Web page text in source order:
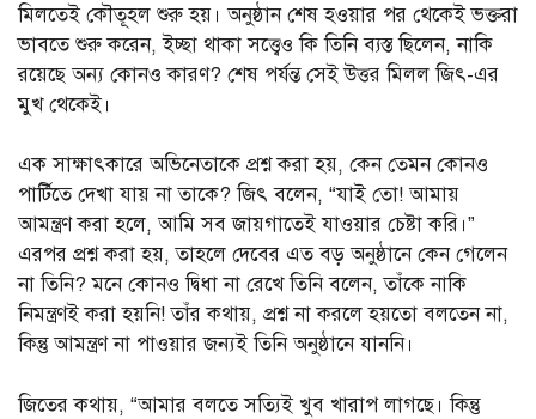
মিলতেই কৌতূহল শুরু হয়। অনুষ্ঠান শেষ হওয়ার পর থেকেই ভক্তরা
ভাবতে শুরু করেন, ইচ্ছা থাকা সত্ত্বেও কি তিনি ব্যস্ত ছিলেন, নাকি
রয়েছে অন্য কোনও কারণ? শেষ পর্যন্ত সেই উত্তর মিলল জিৎ-এর
মুখ থেকেই।
এক সাক্ষাৎকারে অভিনেতাকে প্রশ্ন করা হয়, কেন তেমন কোনও
পার্টিতে দেখা যায় না তাকে? জিৎ বলেন, “যাই তো! আমায়
আমন্ত্রণ করা হলে, আমি সব জায়গাতেই যাওয়ার চেষ্টা করি।”
এরপর প্রশ্ন করা হয়, তাহলে দেবের এত বড় অনুষ্ঠানে কেন গেলেন
না তিনি? মনে কোনও দ্বিধা না রেখে তিনি বলেন, তাঁকে নাকি
নিমন্ত্রণই করা হয়নি! তাঁর কথায়, প্রশ্ন না করলে হয়তো বলতেন না,
কিন্তু আমন্ত্রণ না পাওয়ার জন্যই তিনি অনুষ্ঠানে যাননি।
জিতের কথায়, “আমার বলতে সত্যিই খুব খারাপ লাগছে। কিন্তু